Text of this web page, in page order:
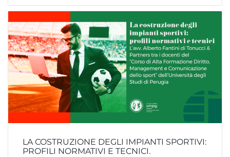
LA COSTRUZIONE DEGLI IMPIANTI SPORTIVI:
PROFILI NORMATIVI E TECNICI.